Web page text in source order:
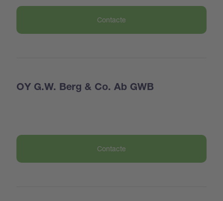
Contacte
OY G.W. Berg & Co. Ab GWB
Contacte